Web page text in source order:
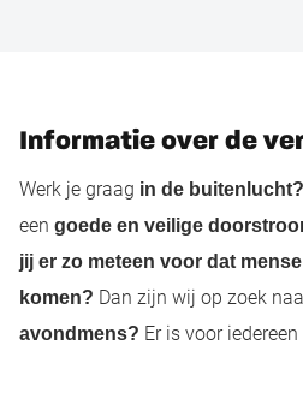
Informatie over de
Werk je graag in de buitenlucht?
een goede en veilige
jij er zo meteen voor dat
komen? Dan zijn wij op zoek
avondmens? Er is voor